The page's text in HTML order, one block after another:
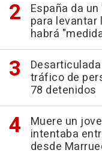
España da
para
habrá
tráfico de
78 detenidos
Muere un
intentaba
desde